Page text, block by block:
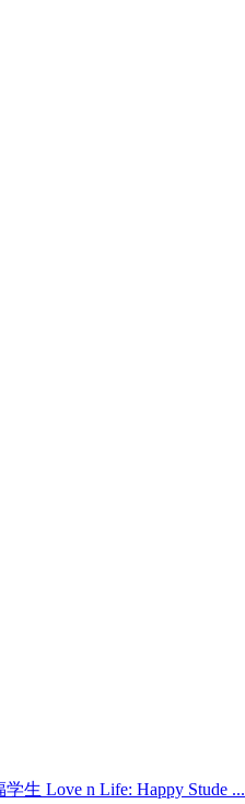
生 Love n Life: Happy Stude ...